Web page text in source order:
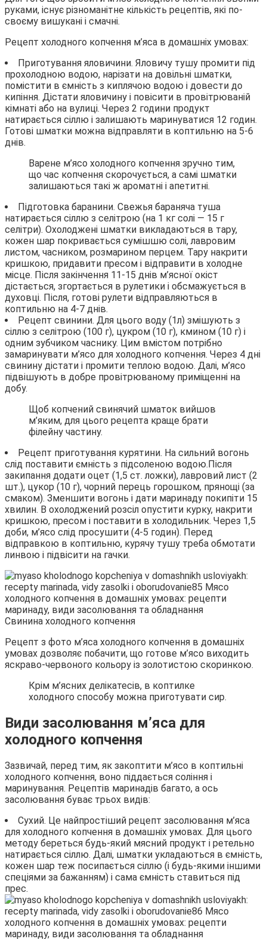
руками, існує різноманітне кількість рецептів, які по-
своєму вишукані і смачні.
Рецепт холодного копчення м’яса в домашніх умовах:
Приготування яловичини. Яловичу тушу промити під
прохолодною водою, нарізати на довільні шматки,
помістити в ємність з киплячою водою і довести до
кипіння. Дістати яловичину і повісити в провітрюваній
кімнаті або на вулиці. Через 2 години продукт
натирається сіллю і залишають маринуватися 12 годин.
Готові шматки можна відправляти в коптильню на 5-6
днів.
Варене м’ясо холодного копчення зручно тим,
що час копчення скорочується, а самі шматки
залишаються такі ж ароматні і апетитні.
Підготовка баранини. Свежья бараняча туша
натирається сіллю з селітрою (на 1 кг солі — 15 г
селітри). Охолоджені шматки викладаються в тару,
кожен шар покривається сумішшю солі, лавровим
листом, часником, розмарином перцем. Тару накрити
кришкою, придавити пресом і відправити в холодне
місце. Після закінчення 11-15 днів м’ясної окіст
дістається, згортається в рулетики і обсмажується в
духовці. Після, готові рулети відправляються в
коптильню на 4-7 днів.
Рецепт свинини. Для цього воду (1л) змішують з
сіллю з селітрою (100 г), цукром (10 г), кмином (10 г) і
одним зубчиком часнику. Цим вмістом потрібно
замаринувати м’ясо для холодного копчення. Через 4 дні
свинину дістати і промити теплою водою. Далі, м’ясо
підвішують в добре провітрюваному приміщенні на
добу.
Щоб копчений свинячий шматок вийшов
м’яким, для цього рецепта краще брати
філейну частину.
Рецепт приготування курятини. На сильний вогонь
слід поставити ємність з підсоленою водою.Після
закипання додати оцет (1,5 ст. ложки), лавровий лист (2
шт.), цукор (10 г), чорний перець горошком, прянощі (за
смаком). Зменшити вогонь і дати маринаду покипіти 15
хвилин. В охолоджений розсіл опустити курку, накрити
кришкою, пресом і поставити в холодильник. Через 1,5
доби, м’ясо слід просушити (4-5 годин). Перед
відправкою в коптильню, курячу тушу треба обмотати
линвою і підвісити на гачки.
Свинина холодного копчення
Рецепт з фото м’яса холодного копчення в домашніх
умовах дозволяє побачити, що готове м’ясо виходить
яскраво-червоного кольору із золотистою скоринкою.
Крім м’ясних делікатесів, в коптилке
холодного способу можна приготувати сир.
Види засолювання м’яса для
холодного копчення
Зазвичай, перед тим, як закоптити м’ясо в коптильні
холодного копчення, воно піддається соління і
маринування. Рецептів маринадів багато, а ось
засолювання буває трьох видів:
Сухий. Це найпростіший рецепт засолювання м’яса
для холодного копчення в домашніх умовах. Для цього
методу береться будь-який мясний продукт і ретельно
натирається сіллю. Далі, шматки укладаються в ємність,
кожен шар теж посипається сіллю (і будь-якими іншими
спеціями за бажанням) і сама ємність ставиться під
прес.